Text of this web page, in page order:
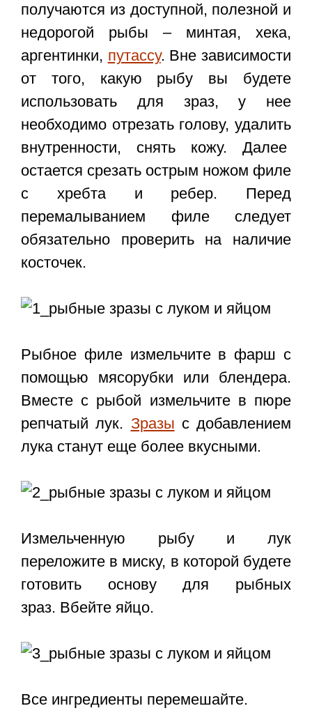
получаются из доступной, полезной и
недорогой рыбы – минтая, хека,
аргентинки, путассу. Вне зависимости
от того, какую рыбу вы будете
использовать для зраз, у нее
необходимо отрезать голову, удалить
внутренности, снять кожу. Далее
остается срезать острым ножом филе
с хребта и ребер. Перед
перемалыванием филе следует
обязательно проверить на наличие
косточек.
Рыбное филе измельчите в фарш с
помощью мясорубки или блендера.
Вместе с рыбой измельчите в пюре
репчатый лук. Зразы с добавлением
лука станут еще более вкусными.
Измельченную рыбу и лук
переложите в миску, в которой будете
готовить основу для рыбных
зраз. Вбейте яйцо.
Все ингредиенты перемешайте.